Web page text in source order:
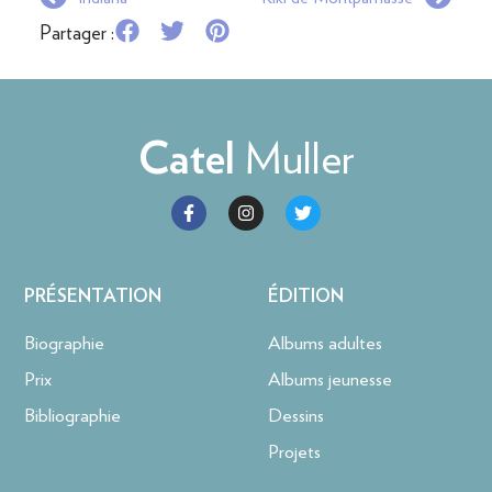
Partager :
Catel Muller
PRÉSENTATION
Biographie
Prix
Bibliographie
ÉDITION
Albums adultes
Albums jeunesse
Dessins
Projets